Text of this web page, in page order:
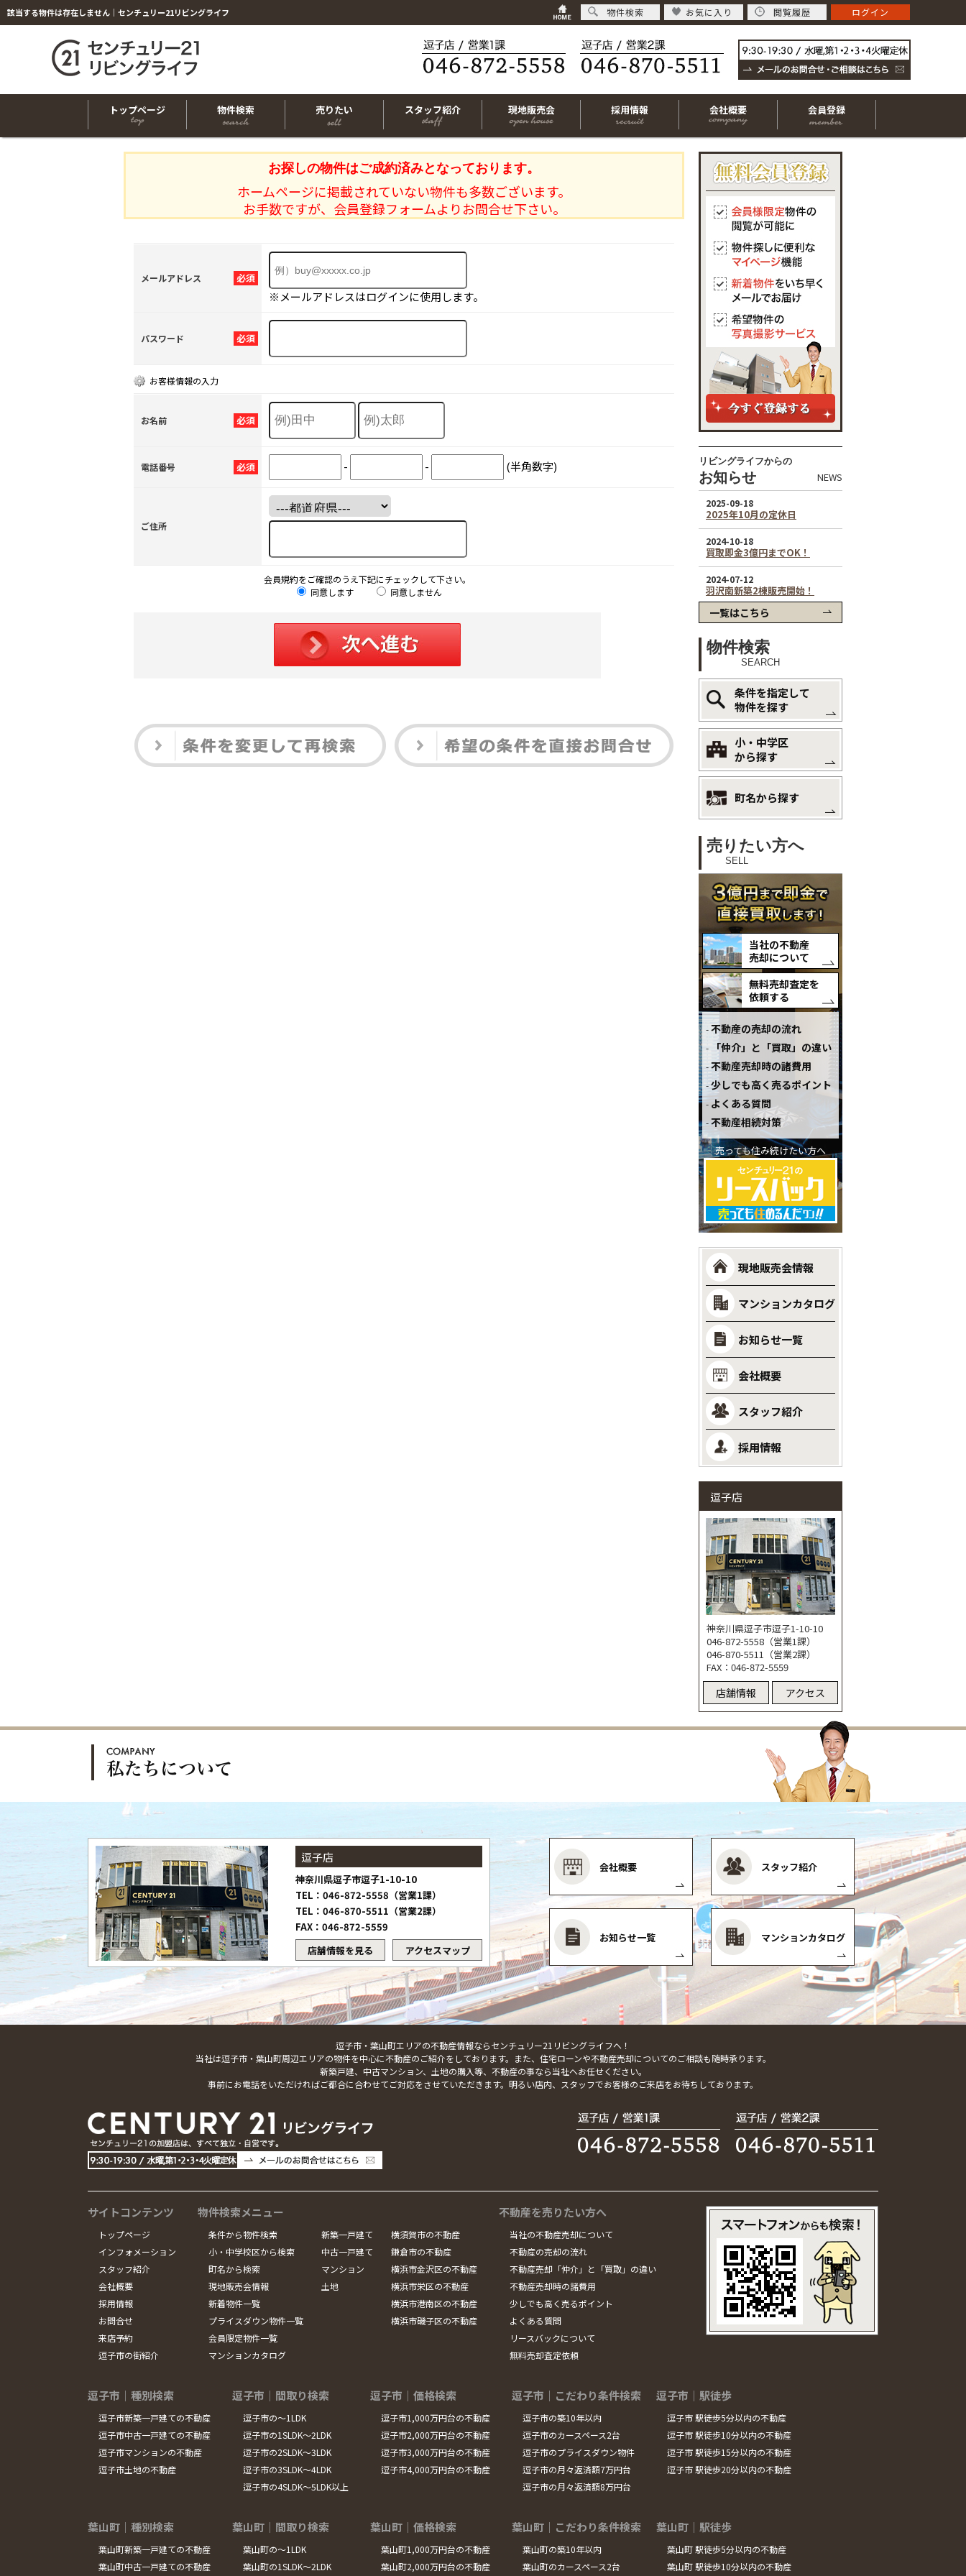
該当する物件は存在しません｜センチュリー21リビングライフ
トップページ 物件検索 売りたい スタッフ紹介 現地販売会 採用情報 会社概要 会員登録
お探しの物件はご成約済みとなっております。
ホームページに掲載されていない物件も多数ございます。
お手数ですが、会員登録フォームよりお問合せ下さい。
必須
メールアドレス
※メールアドレスはログインに使用します。
必須
パスワード
お客様情報の入力
必須
お名前
必須
電話番号 - - (半角数字)
ご住所
会員規約をご確認のうえ下記にチェックして下さい。
同意します
同意しません
リビングライフからの
お知らせ NEWS
一覧はこちら
物件検索
SEARCH
条件を指定して
物件を探す
小・中学区
から探す
町名から探す
売りたい方へ
SELL
当社の不動産
売却について
無料売却査定を
依頼する
不動産の売却の流れ
「仲介」と「買取」の違い
不動産売却時の諸費用
少しでも高く売るポイント
よくある質問
不動産相続対策
売っても住み続けたい方へ
現地販売会情報
マンションカタログ
お知らせ一覧
会社概要
スタッフ紹介
採用情報
逗子店
神奈川県逗子市逗子1-10-10
046-872-5558（営業1課）
046-870-5511（営業2課）
FAX：046-872-5559
店舗情報 アクセス
逗子店
神奈川県逗子市逗子1-10-10
TEL：046-872-5558（営業1課）
TEL：046-870-5511（営業2課）
FAX：046-872-5559
店舗情報を見る
アクセスマップ
会社概要 スタッフ紹介
お知らせ一覧 マンションカタログ
逗子市・葉山町エリアの不動産情報ならセンチュリー21リビングライフへ！
当社は逗子市・葉山町周辺エリアの物件を中心に不動産のご紹介をしております。また、住宅ローンや不動産売却についてのご相談も随時承ります。
新築戸建、中古マンション、土地の購入等、不動産の事なら当社へお任せください。
事前にお電話をいただければご都合に合わせてご対応をさせていただきます。明るい店内、スタッフでお客様のご来店をお待ちしております。
サイトコンテンツ
トップページ
インフォメーション
スタッフ紹介
会社概要
採用情報
お問合せ
来店予約
逗子市の街紹介
物件検索メニュー
条件から物件検索
小・中学校区から検索
町名から検索
現地販売会情報
新着物件一覧
プライスダウン物件一覧
会員限定物件一覧
マンションカタログ
新築一戸建て
中古一戸建て
マンション
土地
横須賀市の不動産
鎌倉市の不動産
横浜市金沢区の不動産
横浜市栄区の不動産
横浜市港南区の不動産
横浜市磯子区の不動産
不動産を売りたい方へ
当社の不動産売却について
不動産の売却の流れ
不動産売却「仲介」と「買取」の違い
不動産売却時の諸費用
少しでも高く売るポイント
よくある質問
リースバックについて
無料売却査定依頼
逗子市｜種別検索
逗子市新築一戸建ての不動産
逗子市中古一戸建ての不動産
逗子市マンションの不動産
逗子市土地の不動産
逗子市｜間取り検索
逗子市の～1LDK
逗子市の1SLDK～2LDK
逗子市の2SLDK～3LDK
逗子市の3SLDK～4LDK
逗子市の4SLDK～5LDK以上
逗子市｜価格検索
逗子市1,000万円台の不動産
逗子市2,000万円台の不動産
逗子市3,000万円台の不動産
逗子市4,000万円台の不動産
逗子市｜こだわり条件検索
逗子市の築10年以内
逗子市のカースペース2台
逗子市のプライスダウン物件
逗子市の月々返済額7万円台
逗子市の月々返済額8万円台
逗子市｜駅徒歩
逗子市 駅徒歩5分以内の不動産
逗子市 駅徒歩10分以内の不動産
逗子市 駅徒歩15分以内の不動産
逗子市 駅徒歩20分以内の不動産
葉山町｜種別検索
葉山町新築一戸建ての不動産
葉山町中古一戸建ての不動産
葉山町｜間取り検索
葉山町の～1LDK
葉山町の1SLDK～2LDK
葉山町｜価格検索
葉山町1,000万円台の不動産
葉山町2,000万円台の不動産
葉山町｜こだわり条件検索
葉山町の築10年以内
葉山町のカースペース2台
葉山町｜駅徒歩
葉山町 駅徒歩5分以内の不動産
葉山町 駅徒歩10分以内の不動産
物件検索 お気に入り 閲覧履歴 ログイン